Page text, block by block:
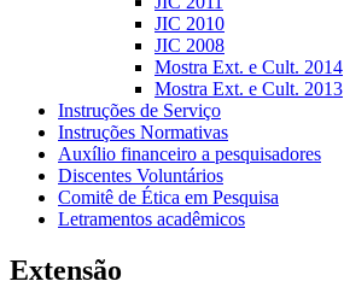
JIC 2010
JIC 2008
Mostra Ext. e Cult. 2014
Mostra Ext. e Cult. 2013
Instruções de Serviço
Instruções Normativas
Auxílio financeiro a pesquisadores
Discentes Voluntários
Comitê de Ética em Pesquisa
Letramentos acadêmicos
Extensão